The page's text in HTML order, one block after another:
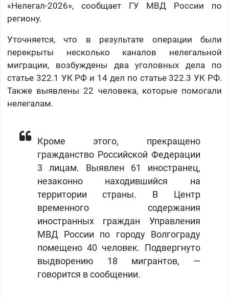
«Нелегал-2026», сообщает ГУ МВД России по
региону.
Уточняется, что в результате операции были
перекрыты несколько каналов нелегальной
миграции, возбуждены два уголовных дела по
статье 322.1 УК РФ и 14 дел по статье 322.3 УК РФ.
Также выявлены 22 человека, которые помогали
нелегалам.
Кроме этого, прекращено
гражданство Российской Федерации
3 лицам. Выявлен 61 иностранец,
незаконно находившийся на
территории страны. В Центр
временного содержания
иностранных граждан Управления
МВД России по городу Волгограду
помещено 40 человек. Подвергнуто
выдворению 18 мигрантов, —
говорится в сообщении.